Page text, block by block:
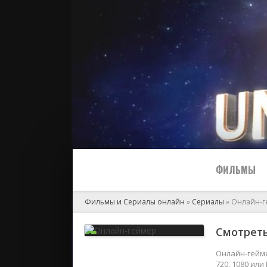
ФИЛЬМЫ
2024
Фильмы и Сериалы онлайн » Сериалы » Онлайн-
Онлайн-
720, 1080